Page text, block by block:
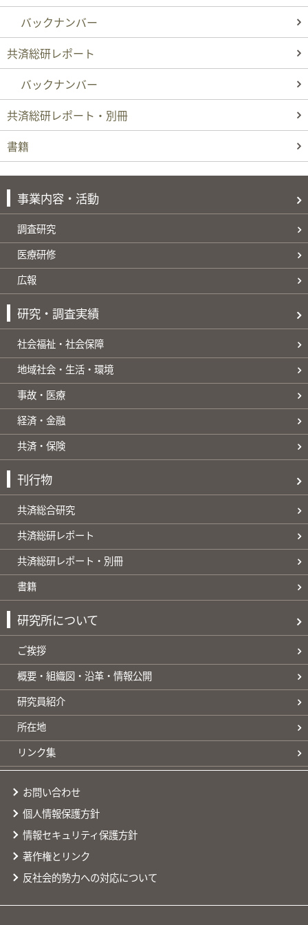
バックナンバー
共済総研レポート
バックナンバー
共済総研レポート・別冊
書籍
事業内容・活動
調査研究
医療研修
広報
研究・調査実績
社会福祉・社会保障
地域社会・生活・環境
事故・医療
経済・金融
共済・保険
刊行物
共済総合研究
共済総研レポート
共済総研レポート・別冊
書籍
研究所について
ご挨拶
概要・組織図・沿革・情報公開
研究員紹介
所在地
リンク集
お問い合わせ
個人情報保護方針
情報セキュリティ保護方針
著作権とリンク
反社会的勢力への対応について